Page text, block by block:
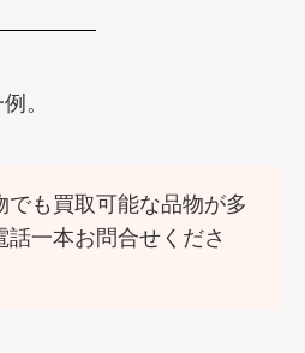
。
でも買取可能な品物が多
話一本お問合せくださ